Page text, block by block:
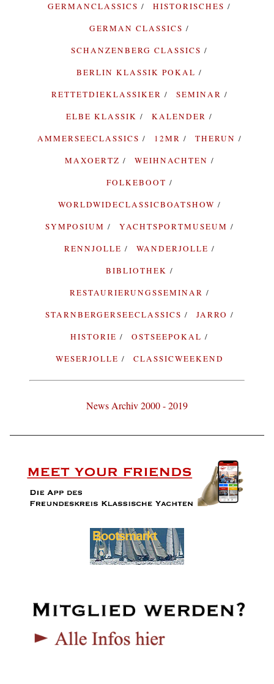
GERMANCLASSICS
HISTORISCHES
GERMAN CLASSICS
SCHANZENBERG CLASSICS
BERLIN KLASSIK POKAL
RETTETDIEKLASSIKER
SEMINAR
ELBE KLASSIK
KALENDER
AMMERSEECLASSICS
12MR
THERUN
MAXOERTZ
WEIHNACHTEN
FOLKEBOOT
WORLDWIDECLASSICBOATSHOW
SYMPOSIUM
YACHTSPORTMUSEUM
RENNJOLLE
WANDERJOLLE
BIBLIOTHEK
RESTAURIERUNGSSEMINAR
STARNBERGERSEECLASSICS
JARRO
HISTORIE
OSTSEEPOKAL
WESERJOLLE
CLASSICWEEKEND
News Archiv 2000 - 2019